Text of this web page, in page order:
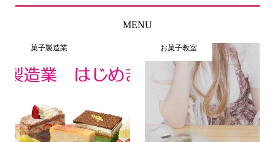
MENU
菓子製造業 お菓子教室